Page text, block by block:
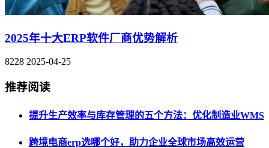
2025年十大ERP软件厂商优势解析
8228 2025-04-25
推荐阅读
提升生产效率与库存管理的五个方法：优化制造业WMS
跨境电商erp选哪个好，助力企业全球市场高效运营